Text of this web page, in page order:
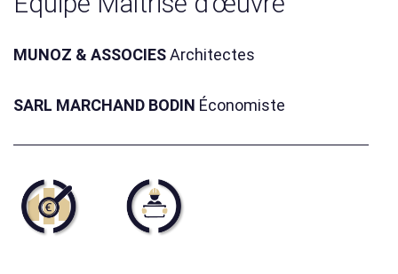
MUNOZ & ASSOCIESArchitectes
SARL MARCHAND BODIN Économiste